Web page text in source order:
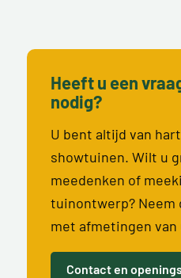
Heeft u een
nodig?
U bent altijd van
showtuinen. Wilt u
meedenken of
tuinontwerp? Neem
met afmetingen
Contact en